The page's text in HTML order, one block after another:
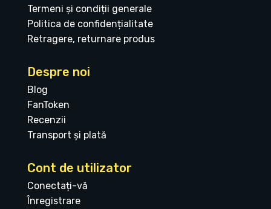
Termeni și condiții generale
Politica de confidențialitate
Retragere, returnare produs
Despre noi
Blog
FanToken
Recenzii
Transport și plată
Cont de utilizator
Conectați-vă
Înregistrare